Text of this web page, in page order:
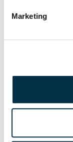
Marketing